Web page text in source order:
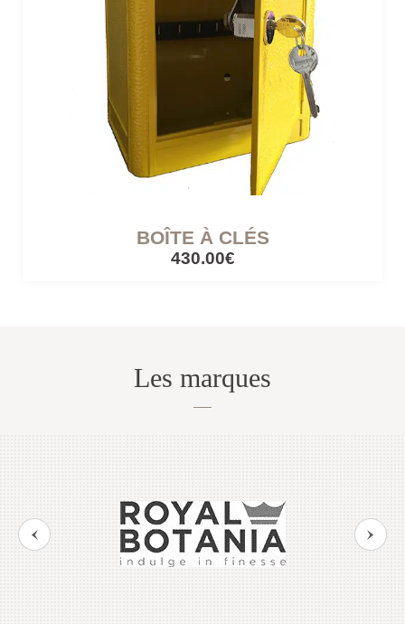
PARASOLS & OMBRAGE
Parasols déportés
Parasols droits
Accessoires et pieds
CÔTÉ LUMIÈRE
CUISINES ET PIQUE-NIQUE
SERRES ET ABRIS
Cabanes / cabines
BOÎTE À CLÉS
430.00€
Les marques